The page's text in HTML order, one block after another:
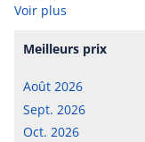
Voir plus
Meilleurs prix
Août 2026
Sept. 2026
Oct. 2026